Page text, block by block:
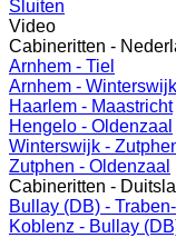
Sluiten
Video
Cabineritten -
Arnhem - Tiel
Arnhem - Winterswijk
Haarlem - Maastricht
Hengelo - Oldenzaal
Winterswijk -
Zutphen - Oldenzaal
Cabineritten -
Bullay (DB) -
Koblenz - Bullay